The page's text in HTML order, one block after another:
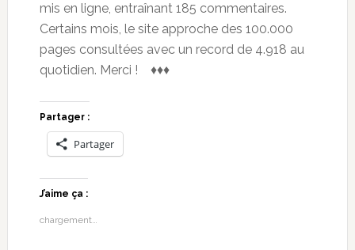
mis en ligne, entraînant 185 commentaires.
Certains mois, le site approche des 100.000
pages consultées avec un record de 4.918 au
quotidien. Merci ! ♦♦♦
Partager :
Partager
J’aime ça :
chargement…